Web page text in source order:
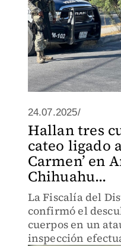
24.07.2025/
Hallan tres
cateo ligado
Carmen’ en
Chihuahu...
La Fiscalía del
confirmó el
cuerpos en un
inspección